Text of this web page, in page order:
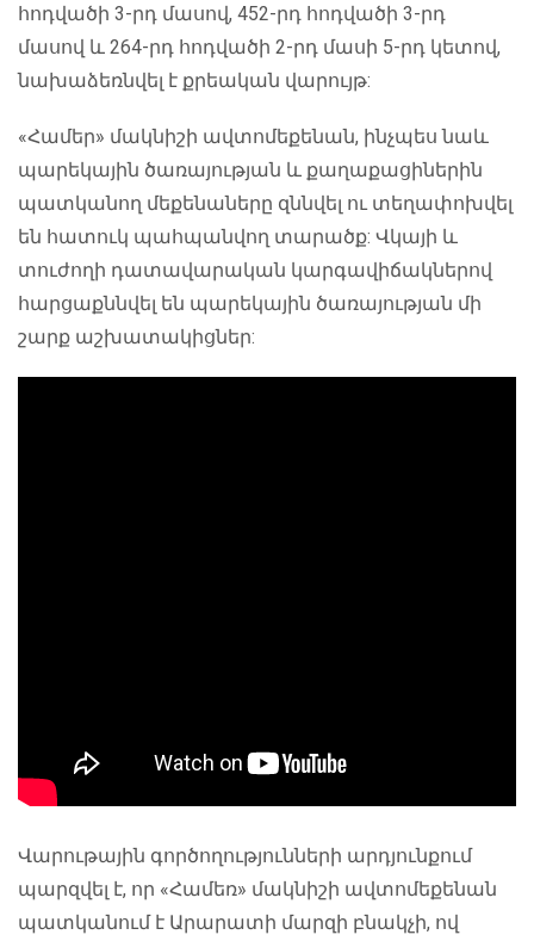
հոդվածի 3-րդ մասով, 452-րդ հոդվածի 3-րդ
մասով և 264-րդ հոդվածի 2-րդ մասի 5-րդ կետով,
նախաձեռնվել է քրեական վարույթ:
«Համեր» մակնիշի ավտոմեքենան, ինչպես նաև
պարեկային ծառայության և քաղաքացիներին
պատկանող մեքենաները զննվել ու տեղափոխվել
են հատուկ պահպանվող տարածք: Վկայի և
տուժողի դատավարական կարգավիճակներով
հարցաքննվել են պարեկային ծառայության մի
շարք աշխատակիցներ:
Վարութային գործողությունների արդյունքում
պարզվել է, որ «Համեռ» մակնիշի ավտոմեքենան
պատկանում է Արարատի մարզի բնակչի, ով